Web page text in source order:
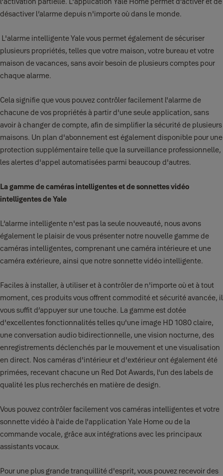
désactiver l’alarme depuis n'importe où dans le monde.
L'alarme intelligente Yale vous permet également de sécuriser
plusieurs propriétés, telles que votre maison, votre bureau et votre
maison de vacances, sans avoir besoin de plusieurs comptes pour
chaque alarme.
Cela signifie que vous pouvez contrôler facilement l'alarme de
chacune de vos propriétés à partir d'une seule application, sans
avoir à changer de compte, afin de simplifier la sécurité de plusieurs
maisons. Un plan d'abonnement est également disponible pour une
protection supplémentaire telle que la surveillance professionnelle,
les alertes d'appel automatisées parmi beaucoup d'autres.
La gamme de caméras intelligentes et de sonnettes vidéo
intelligentes de Yale
L’alarme intelligente n'est pas la seule nouveauté, nous avons
également le plaisir de vous présenter notre nouvelle gamme de
caméras intelligentes, comprenant une caméra intérieure et une
caméra extérieure, ainsi que notre sonnette vidéo intelligente.
Faciles à installer, à utiliser et à contrôler de n'importe où et à tout
moment, ces produits vous offrent commodité et sécurité avancée, il
vous suffit d’appuyer sur une touche. La gamme est dotée
d'excellentes fonctionnalités telles qu'une image HD 1080 claire,
une conversation audio bidirectionnelle, une vision nocturne, des
enregistrements déclenchés par le mouvement et une visualisation
en direct. Nos caméras d'intérieur et d'extérieur ont également été
primées, recevant chacune un Red Dot Awards, l'un des labels de
qualité les plus recherchés en matière de design.
Vous pouvez contrôler facilement vos caméras intelligentes et votre
sonnette vidéo à l'aide de l'application Yale Home ou de la
commande vocale, grâce aux intégrations avec les principaux
assistants vocaux.
Pour une plus grande tranquillité d'esprit, vous pouvez recevoir des